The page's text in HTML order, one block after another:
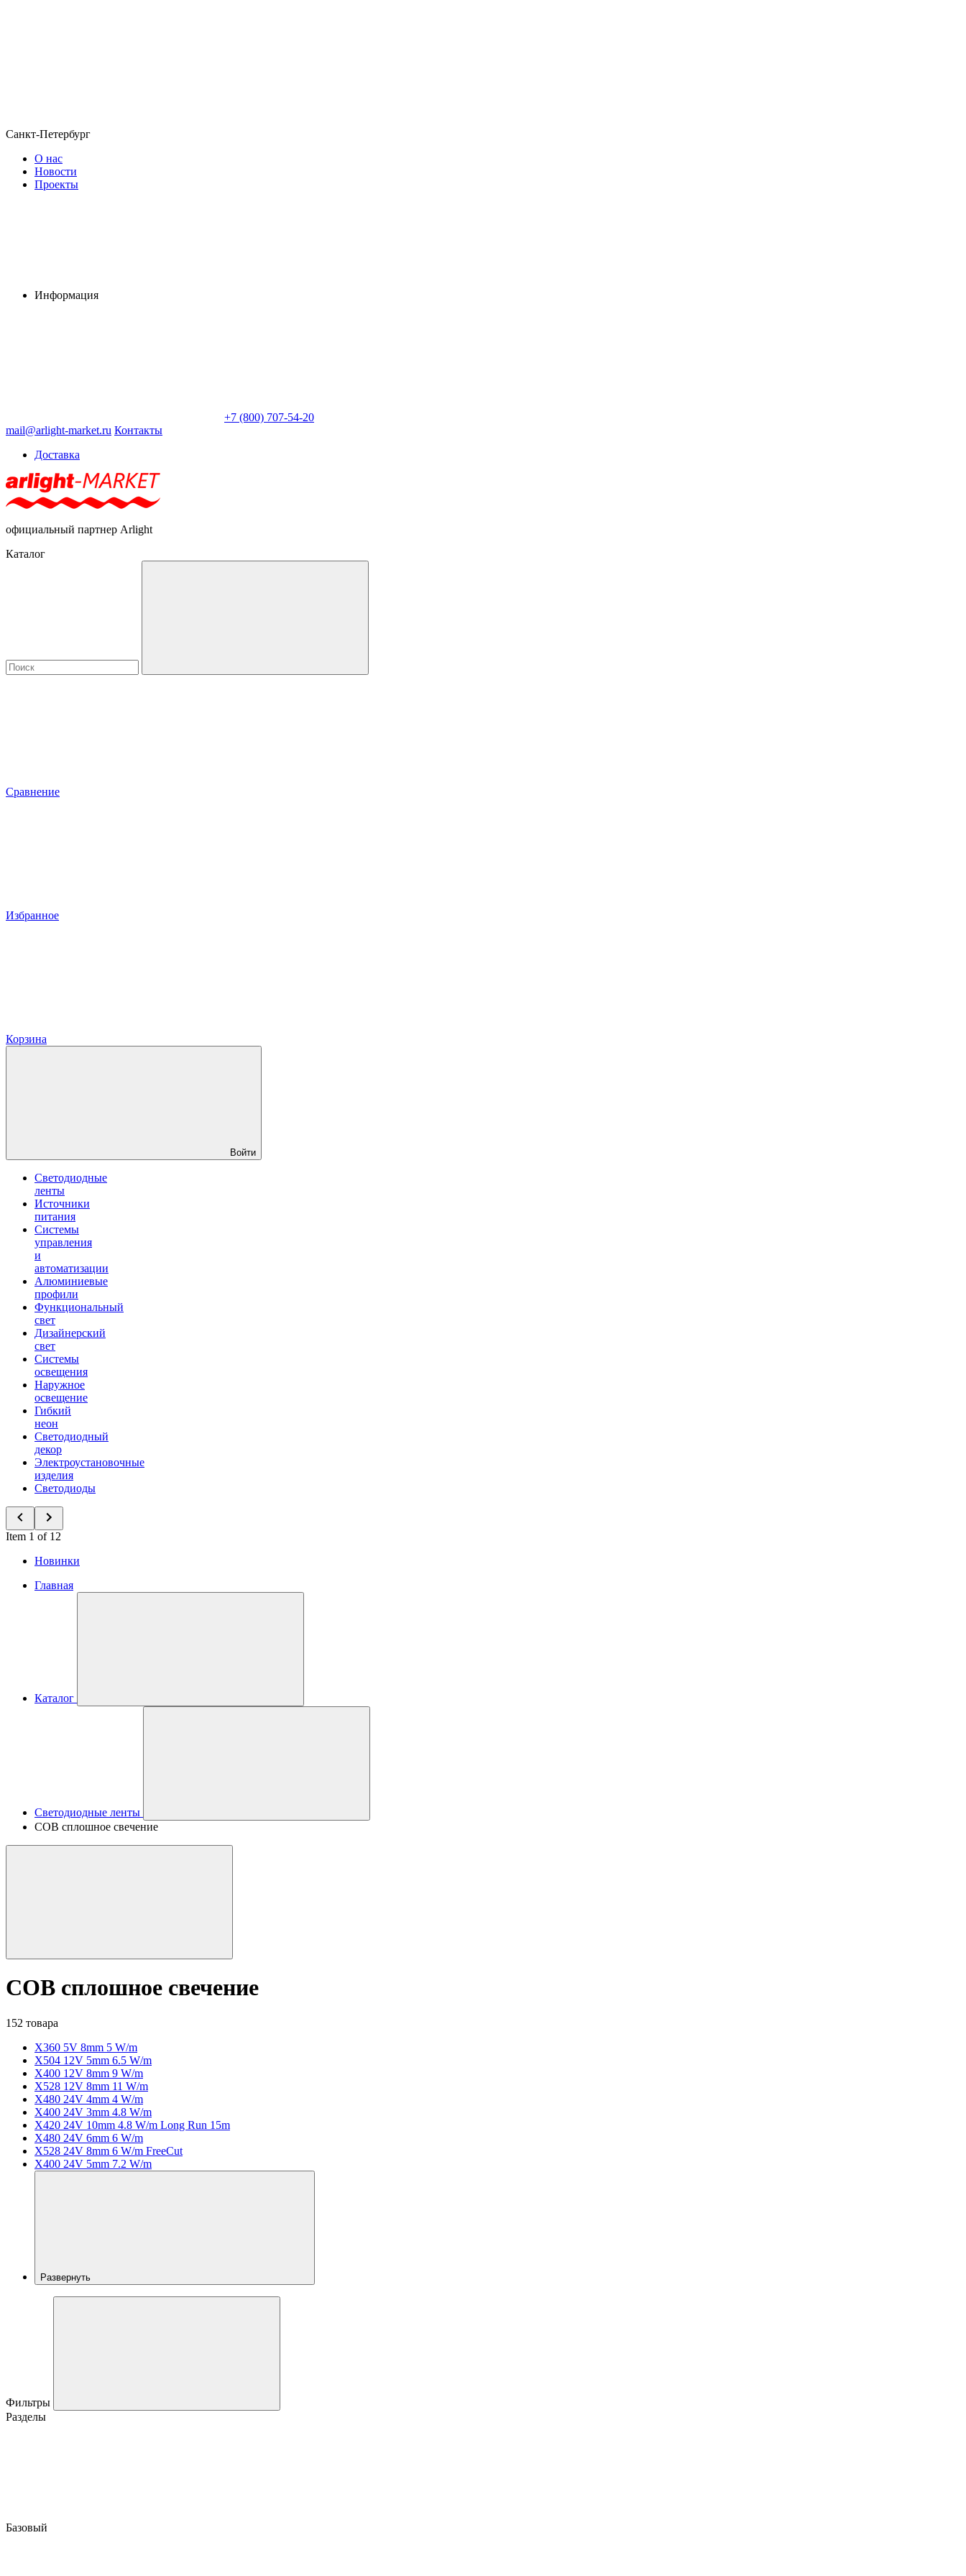
Санкт-Петербург
О нас
Новости
Проекты
Информация
+7 (800) 707-54-20
mail@arlight-market.ru Контакты
Доставка
официальный партнер Arlight
Каталог
Сравнение
Избранное
Корзина
Войти
Светодиодные
ленты
Источники
питания
Системы
управления
и
автоматизации
Алюминиевые
профили
Функциональный
свет
Дизайнерский
свет
Системы
освещения
Наружное
освещение
Гибкий
неон
Светодиодный
декор
Электроустановочные
изделия
Светодиоды
Item 1 of 12
Новинки
Главная
Каталог
Светодиодные ленты
COB сплошное свечение
COB сплошное свечение
152 товара
X360 5V 8mm 5 W/m
X504 12V 5mm 6.5 W/m
X400 12V 8mm 9 W/m
X528 12V 8mm 11 W/m
X480 24V 4mm 4 W/m
X400 24V 3mm 4.8 W/m
X420 24V 10mm 4.8 W/m Long Run 15m
X480 24V 6mm 6 W/m
X528 24V 8mm 6 W/m FreeCut
X400 24V 5mm 7.2 W/m
Развернуть
Фильтры
Разделы
Базовый